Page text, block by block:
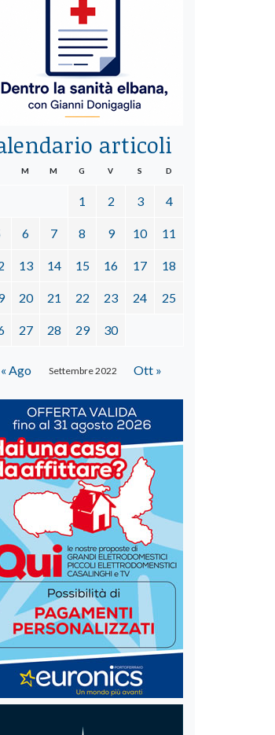
articoli
Settembre 2022
M M G V S D
1 2 3 4
6 7 8 9 10 11
13 14 15 16 17 18
20 21 22 23 24 25
27 28 29 30
« Ago Ott »